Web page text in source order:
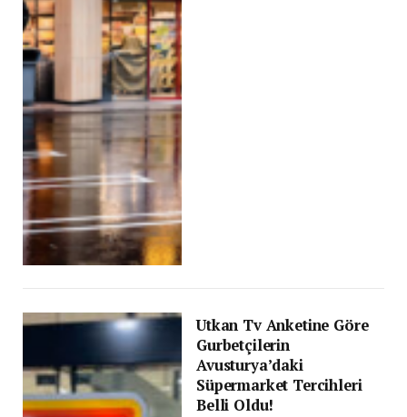
Utkan Tv Anketine Göre
Gurbetçilerin
Avusturya’daki
Süpermarket Tercihleri
Belli Oldu!